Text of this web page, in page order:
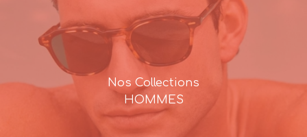
Nos Collections
HOMMES